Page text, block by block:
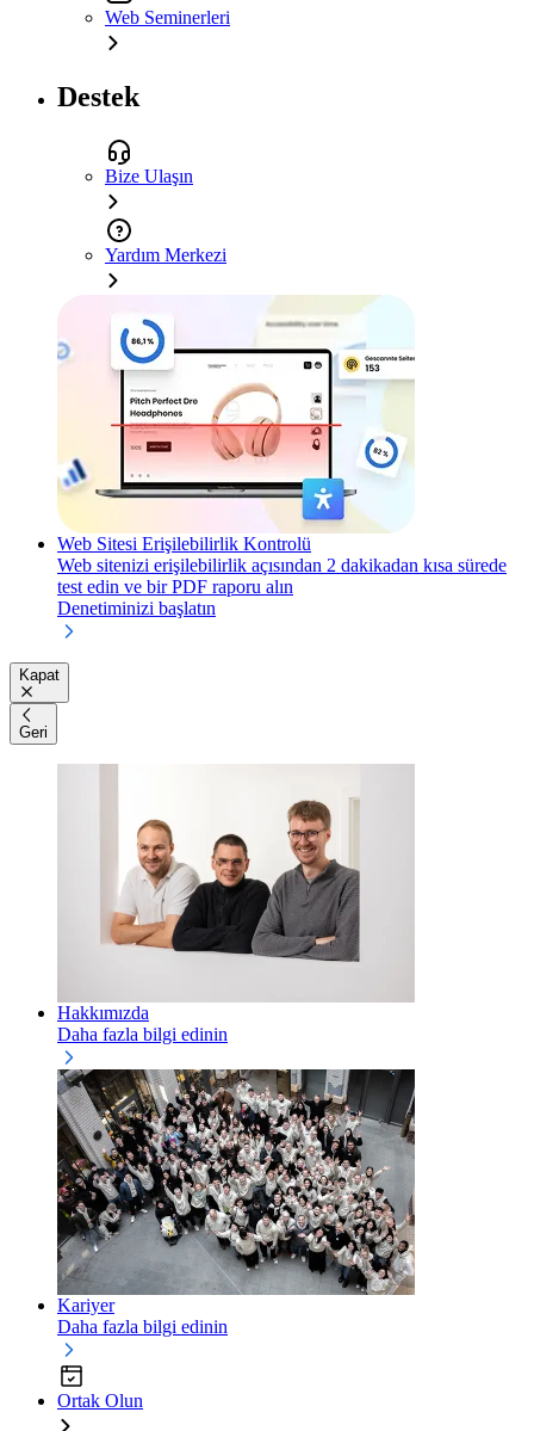
Web Seminerleri
Destek
Bize Ulaşın
Yardım Merkezi
Web Sitesi Erişilebilirlik Kontrolü
Web sitenizi erişilebilirlik açısından 2 dakikadan kısa sürede
test edin ve bir PDF raporu alın
Denetiminizi başlatın
Kapat
Geri
Hakkımızda
Daha fazla bilgi edinin
Kariyer
Daha fazla bilgi edinin
Ortak Olun